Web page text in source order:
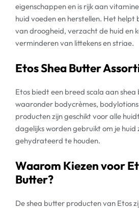
eigenschappen en is rijk aan
huid voeden en herstellen. Het helpt
van droogheid, verzacht de huid en
verminderen van littekens en striae.
Etos Shea Butter
Etos biedt een breed scala aan
waaronder bodycrèmes,
producten zijn geschikt voor alle
dagelijks worden gebruikt om je huid
gehydrateerd te houden.
Waarom Kiezen voor
Butter?
De shea butter producten van Etos